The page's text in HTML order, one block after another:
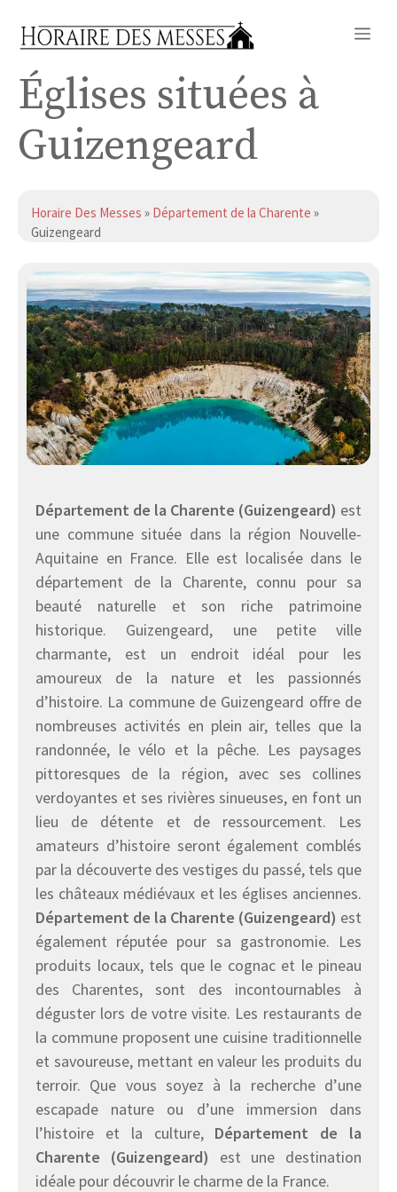
Églises situées à
Guizengeard
Horaire Des Messes » Département de la Charente »
Guizengeard
Département de la Charente (Guizengeard) est
une commune située dans la région Nouvelle-
Aquitaine en France. Elle est localisée dans le
département de la Charente, connu pour sa
beauté naturelle et son riche patrimoine
historique. Guizengeard, une petite ville
charmante, est un endroit idéal pour les
amoureux de la nature et les passionnés
d’histoire. La commune de Guizengeard offre de
nombreuses activités en plein air, telles que la
randonnée, le vélo et la pêche. Les paysages
pittoresques de la région, avec ses collines
verdoyantes et ses rivières sinueuses, en font un
lieu de détente et de ressourcement. Les
amateurs d’histoire seront également comblés
par la découverte des vestiges du passé, tels que
les châteaux médiévaux et les églises anciennes.
Département de la Charente (Guizengeard) est
également réputée pour sa gastronomie. Les
produits locaux, tels que le cognac et le pineau
des Charentes, sont des incontournables à
déguster lors de votre visite. Les restaurants de
la commune proposent une cuisine traditionnelle
et savoureuse, mettant en valeur les produits du
terroir. Que vous soyez à la recherche d’une
escapade nature ou d’une immersion dans
l’histoire et la culture, Département de la
Charente (Guizengeard) est une destination
idéale pour découvrir le charme de la France.